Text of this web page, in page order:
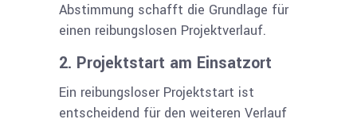
Abstimmung schafft die Grundlage für
einen reibungslosen Projektverlauf.
2. Projektstart am Einsatzort
Ein reibungsloser Projektstart ist
entscheidend für den weiteren Verlauf